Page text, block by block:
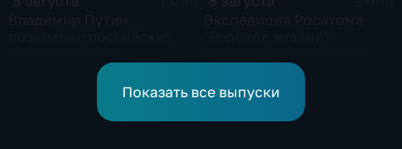
физкультурников с
профессиональнымПоказать все выпуски